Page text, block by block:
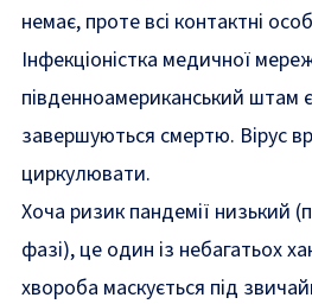
немає, проте всі контактні
Інфекціоністка медичної
південноамериканський штам
завершуються смертю. Вірус
циркулювати.
Хоча ризик пандемії низький
фазі), це один із небагатьох
хвороба маскується під